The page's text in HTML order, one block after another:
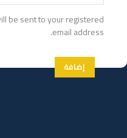
be sent to your registered
email address.